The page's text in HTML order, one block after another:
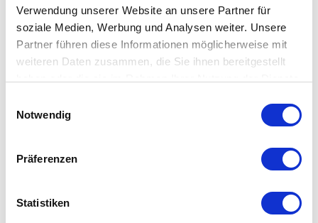
Verwendung unserer Website an unsere Partner für
soziale Medien, Werbung und Analysen weiter. Unsere
Partner führen diese Informationen möglicherweise mit
weiteren Daten zusammen, die Sie ihnen bereitgestellt
Notwendig
Präferenzen
Statistiken
BDS3000 – Differential Pressure at its best